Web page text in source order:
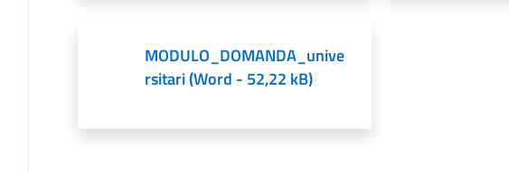
MODULO_DOMANDA_unive
rsitari(Word - 52,22 kB)